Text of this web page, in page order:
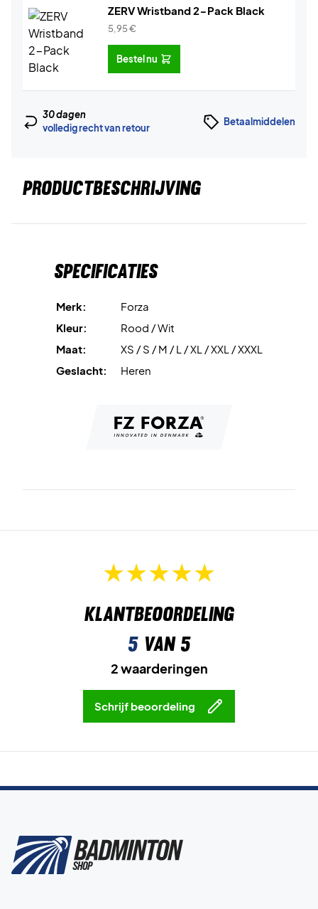
ZERV Wristband 2-Pack Black
5,95€
Bestel nu
30 dagen
volledig recht van retour
Betaalmiddelen
PRODUCTBESCHRIJVING
Specificaties
Merk:
Forza
Kleur:
Rood / Wit
Maat:
XS / S / M / L / XL / XXL / XXXL
Geslacht:
Heren
Klantbeoordeling
5van 5
2 waarderingen
Schrijf beoordeling